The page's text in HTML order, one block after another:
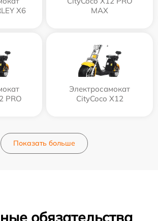
X6
MAX
PRO
Электросамокат
CityCoco X12
Показать больше
обязательства